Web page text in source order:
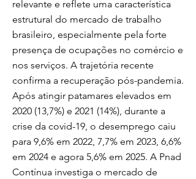
relevante e reflete uma característica
estrutural do mercado de trabalho
brasileiro, especialmente pela forte
presença de ocupações no comércio e
nos serviços. A trajetória recente
confirma a recuperação pós-pandemia.
Após atingir patamares elevados em
2020 (13,7%) e 2021 (14%), durante a
crise da covid-19, o desemprego caiu
para 9,6% em 2022, 7,7% em 2023, 6,6%
em 2024 e agora 5,6% em 2025. A Pnad
Contínua investiga o mercado de